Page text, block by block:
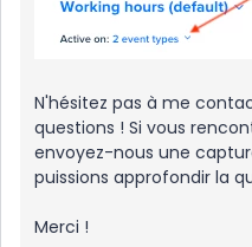
N'hésitez pas à me
questions ! Si vous
envoyez-nous une
puissions approfondir la
Merci !